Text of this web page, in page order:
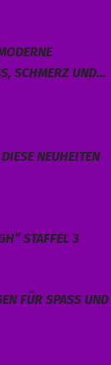
SCHMERZ UND…
NEUHEITEN
STAFFEL 3
FÜR SPASS UND S